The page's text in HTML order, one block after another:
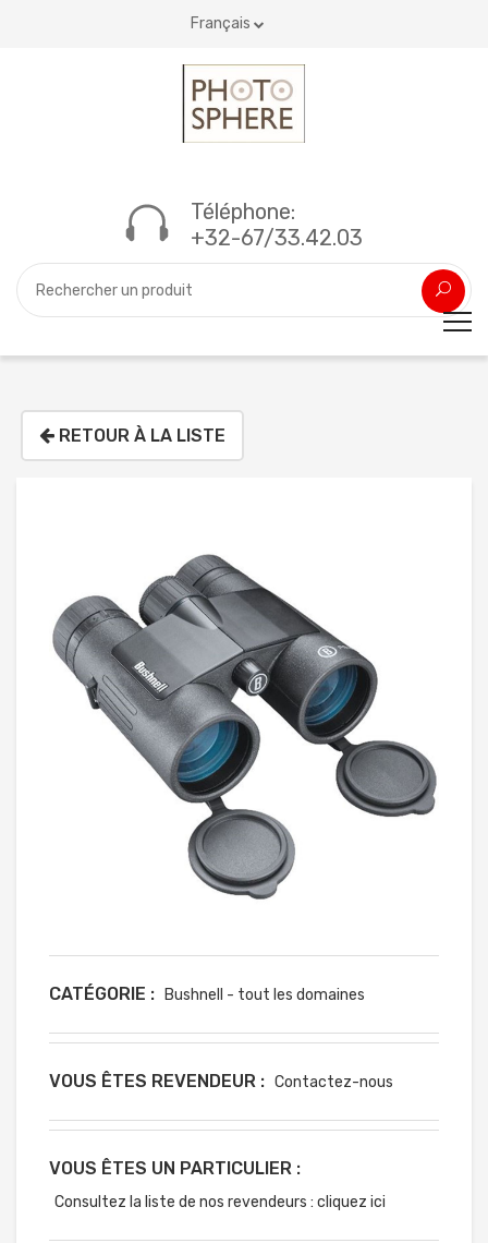
Français
Téléphone:
+32-67/33.42.03
RETOUR À LA LISTE
CATÉGORIE : Bushnell - tout les domaines
VOUS ÊTES REVENDEUR : Contactez-nous
VOUS ÊTES UN PARTICULIER :
Consultez la liste de nos revendeurs : cliquez ici